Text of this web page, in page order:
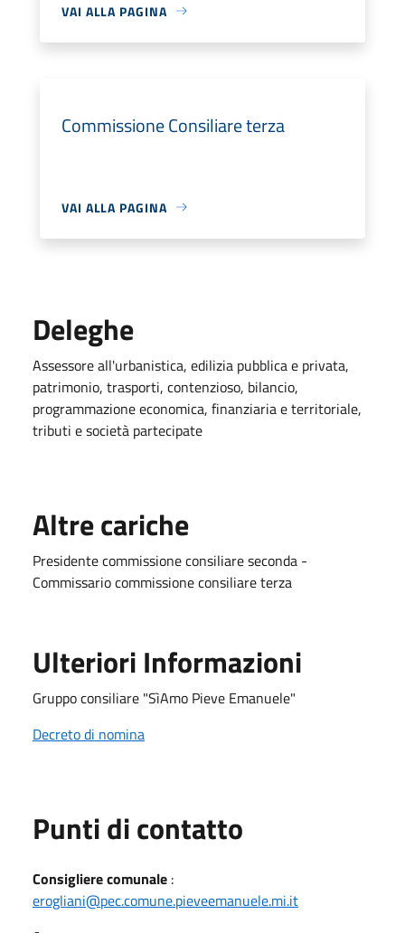
VAI ALLA PAGINA
Commissione Consiliare terza
VAI ALLA PAGINA
Deleghe
Assessore all'urbanistica, edilizia pubblica e privata,
patrimonio, trasporti, contenzioso, bilancio,
programmazione economica, finanziaria e territoriale,
tributi e società partecipate
Altre cariche
Presidente commissione consiliare seconda -
Commissario commissione consiliare terza
Ulteriori Informazioni
Gruppo consiliare "SìAmo Pieve Emanuele"
Decreto di nomina
Punti di contatto
Consigliere comunale :
erogliani@pec.comune.pieveemanuele.mi.it